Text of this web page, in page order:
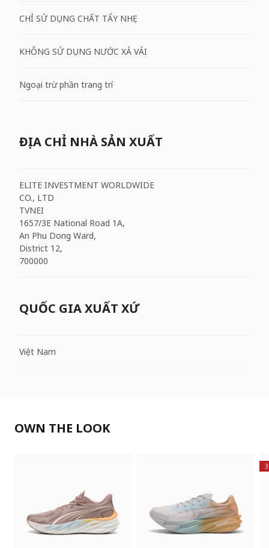
CHỈ SỬ DỤNG CHẤT TẨY NHẸ
KHÔNG SỬ DỤNG NƯỚC XẢ VẢI
Ngoại trừ phần trang trí
ĐỊA CHỈ NHÀ SẢN XUẤT
ELITE INVESTMENT WORLDWIDE
CO., LTD
TVNEI
1657/3E National Road 1A,
An Phu Dong Ward,
District 12,
700000
QUỐC GIA XUẤT XỨ
Việt Nam
OWN THE LOOK